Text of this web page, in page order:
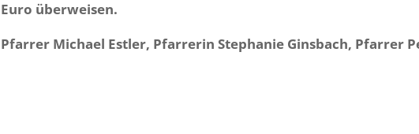
Euro überweisen.
Pfarrer Michael Estler, Pfarrerin Stephanie Ginsbach, Pfarrer